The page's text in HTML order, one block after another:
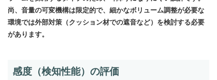
尚、音量の可変機構は限定的で、細かなボリューム調整が必要な
環境では外部対策（クッション材での遮音など）を検討する必要
があります。
感度（検知性能）の評価